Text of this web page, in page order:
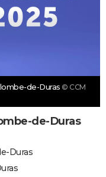
de-Duras © CCM
de-Duras
Duras